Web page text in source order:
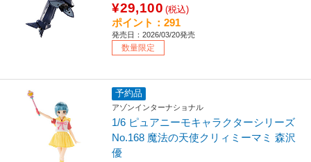
¥29,100 (税込)
ポイント：291
発売日：2026/03/20発売
数量限定
予約品
アゾンインターナショナル
1/6 ピュアニーモキャラクターシリーズ
No.168 魔法の天使クリィミーマミ 森沢
優